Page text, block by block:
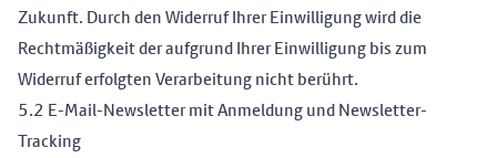
Zukunft. Durch den Widerruf Ihrer Einwilligung wird die
Rechtmäßigkeit der aufgrund Ihrer Einwilligung bis zum
Widerruf erfolgten Verarbeitung nicht berührt.
5.2 E-Mail-Newsletter mit Anmeldung und Newsletter-
Tracking